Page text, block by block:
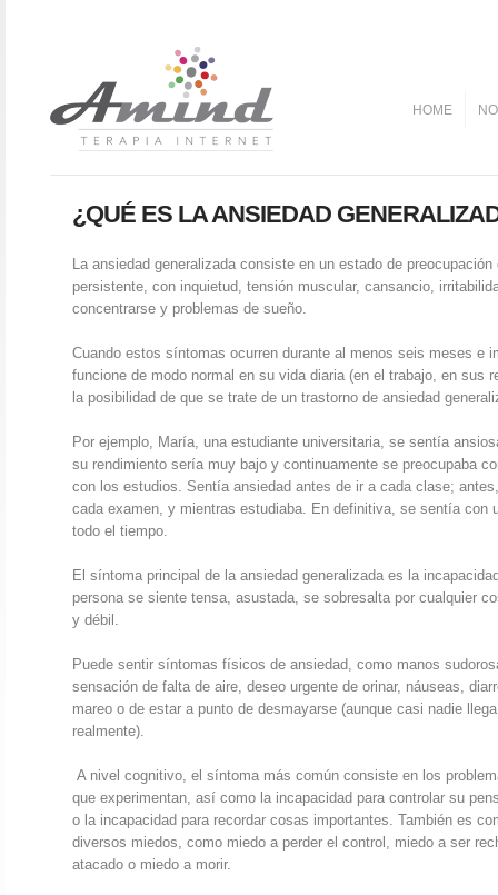
HOME
¿QUÉ ES LA ANSIEDAD
La ansiedad generalizada consiste en un estado de
persistente, con inquietud, tensión muscular, cansancio,
concentrarse y problemas de sueño.
Cuando estos síntomas ocurren durante al menos seis meses e
funcione de modo normal en su vida diaria (en el trabajo, en sus
la posibilidad de que se trate de un trastorno de ansiedad
Por ejemplo, María, una estudiante universitaria, se sentía
su rendimiento sería muy bajo y continuamente se preocupaba
con los estudios. Sentía ansiedad antes de ir a cada clase;
cada examen, y mientras estudiaba. En definitiva, se sentía con
todo el tiempo.
El síntoma principal de la ansiedad generalizada es la
persona se siente tensa, asustada, se sobresalta por cualquier
y débil.
Puede sentir síntomas físicos de ansiedad, como manos
sensación de falta de aire, deseo urgente de orinar, náuseas,
mareo o de estar a punto de desmayarse (aunque casi nadie
realmente).
A nivel cognitivo, el síntoma más común consiste en los
que experimentan, así como la incapacidad para controlar su
o la incapacidad para recordar cosas importantes. También es
diversos miedos, como miedo a perder el control, miedo a ser
atacado o miedo a morir.